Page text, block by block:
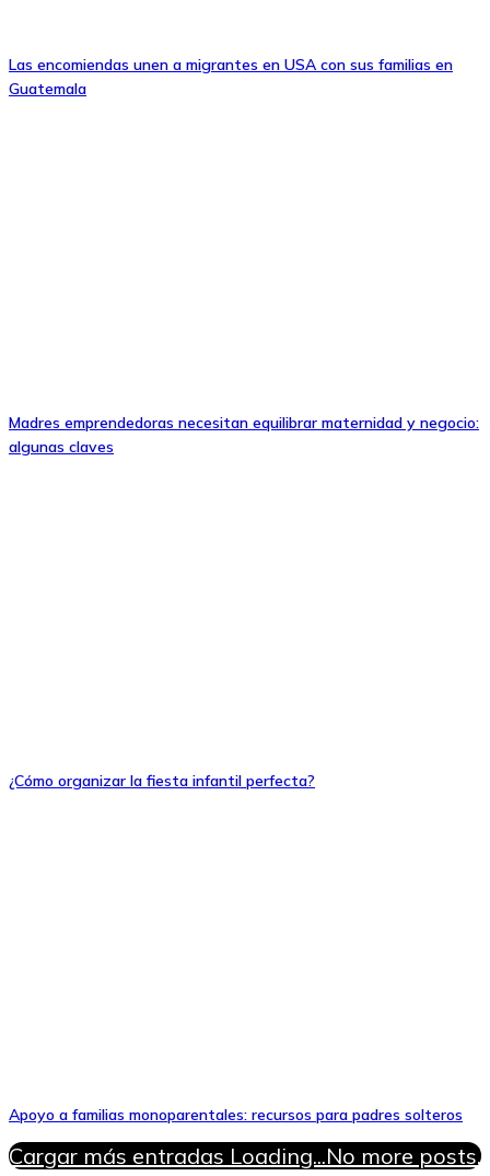
Las encomiendas unen a migrantes en USA con sus familias en
Guatemala
Madres emprendedoras necesitan equilibrar maternidad y negocio:
algunas claves
¿Cómo organizar la fiesta infantil perfecta?
Apoyo a familias monoparentales: recursos para padres solteros
Cargar más entradas Loading...No more posts.